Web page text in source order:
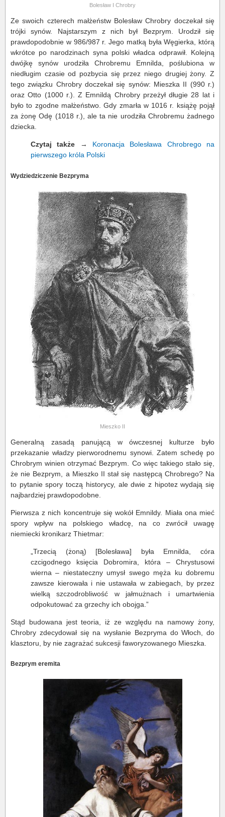
Bolesław I Chrobry
Ze swoich czterech małżeństw Bolesław Chrobry doczekał się
trójki synów. Najstarszym z nich był Bezprym. Urodził się
prawdopodobnie w 986/987 r. Jego matką była Węgierka, którą
wkrótce po narodzinach syna polski władca odprawił. Kolejną
dwójkę synów urodziła Chrobremu Emnilda, poślubiona w
niedługim czasie od pozbycia się przez niego drugiej żony. Z
tego związku Chrobry doczekał się synów: Mieszka II (990 r.)
oraz Otto (1000 r.). Z Emnildą Chrobry przeżył długie 28 lat i
było to zgodne małżeństwo. Gdy zmarła w 1016 r. książę pojął
za żonę Odę (1018 r.), ale ta nie urodziła Chrobremu żadnego
dziecka.
Czytaj także → Koronacja Bolesława Chrobrego na
pierwszego króla Polski
Wydziedziczenie Bezpryma
Mieszko II
Generalną zasadą panującą w ówczesnej kulturze było
przekazanie władzy pierworodnemu synowi. Zatem schedę po
Chrobrym winien otrzymać Bezprym. Co więc takiego stało się,
że nie Bezprym, a Mieszko II stał się następcą Chrobrego? Na
to pytanie spory toczą historycy, ale dwie z hipotez wydają się
najbardziej prawdopodobne.
Pierwsza z nich koncentruje się wokół Emnildy. Miała ona mieć
spory wpływ na polskiego władcę, na co zwrócił uwagę
niemiecki kronikarz Thietmar:
„Trzecią (żoną) [Bolesława] była Emnilda, córa
czcigodnego księcia Dobromira, która – Chrystusowi
wierna – niestateczny umysł swego męża ku dobremu
zawsze kierowała i nie ustawała w zabiegach, by przez
wielką szczodrobliwość w jałmużnach i umartwienia
odpokutować za grzechy ich obojga.”
Stąd budowana jest teoria, iż ze względu na namowy żony,
Chrobry zdecydował się na wysłanie Bezpryma do Włoch, do
klasztoru, by nie zagrażać sukcesji faworyzowanego Mieszka.
Bezprym eremita